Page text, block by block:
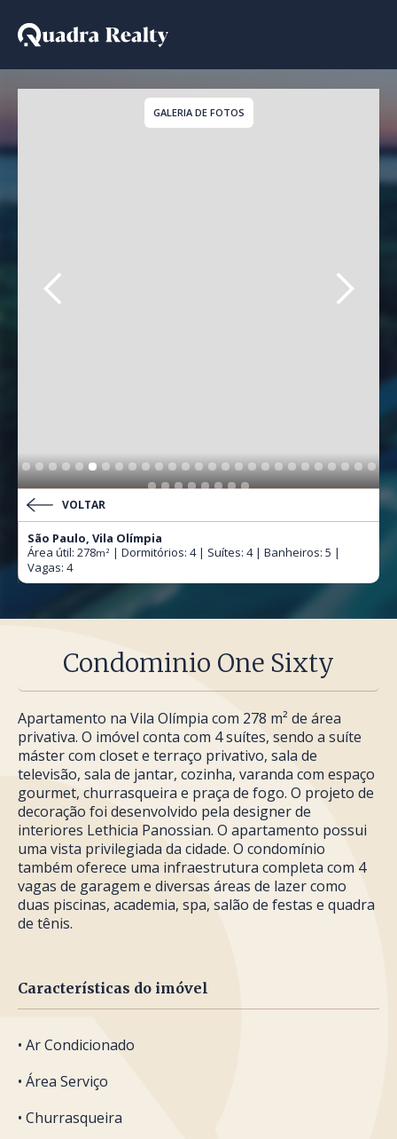
Apartamento a venda
GALERIA DE FOTOS
VOLTAR
São Paulo, Vila Olímpia
Área útil: 278m² | Dormitórios: 4 | Suítes: 4 | Banheiros: 5 |
Vagas: 4
Condominio One Sixty
Apartamento na Vila Olímpia com 278 m² de área
privativa. O imóvel conta com 4 suítes, sendo a suíte
máster com closet e terraço privativo, sala de
televisão, sala de jantar, cozinha, varanda com espaço
gourmet, churrasqueira e praça de fogo. O projeto de
decoração foi desenvolvido pela designer de
interiores Lethicia Panossian. O apartamento possui
uma vista privilegiada da cidade. O condomínio
também oferece uma infraestrutura completa com 4
vagas de garagem e diversas áreas de lazer como
duas piscinas, academia, spa, salão de festas e quadra
de tênis.
Características do imóvel
• Ar Condicionado
• Área Serviço
• Churrasqueira